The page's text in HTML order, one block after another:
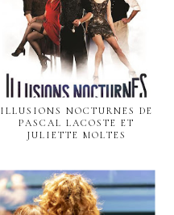
ILLUSIONS NOCTURNES DE
PASCAL LACOSTE ET
JULIETTE MOLTES